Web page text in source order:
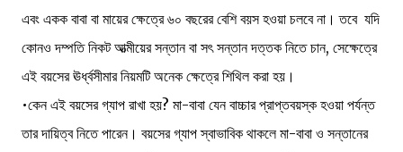
এবং একক বাবা বা মায়ের ক্ষেত্রে ৬০ বছরের বেশি বয়স হওয়া চলবে না। তবে যদি
কোনও দম্পতি নিকট আত্মীয়ের সন্তান বা সৎ সন্তান দত্তক নিতে চান, সেক্ষেত্রে
এই বয়সের ঊর্ধ্বসীমার নিয়মটি অনেক ক্ষেত্রে শিথিল করা হয়।
•কেন এই বয়সের গ্যাপ রাখা হয়? মা-বাবা যেন বাচ্চার প্রাপ্তবয়স্ক হওয়া পর্যন্ত
তার দায়িত্ব নিতে পারেন। বয়সের গ্যাপ স্বাভাবিক থাকলে মা-বাবা ও সন্তানের